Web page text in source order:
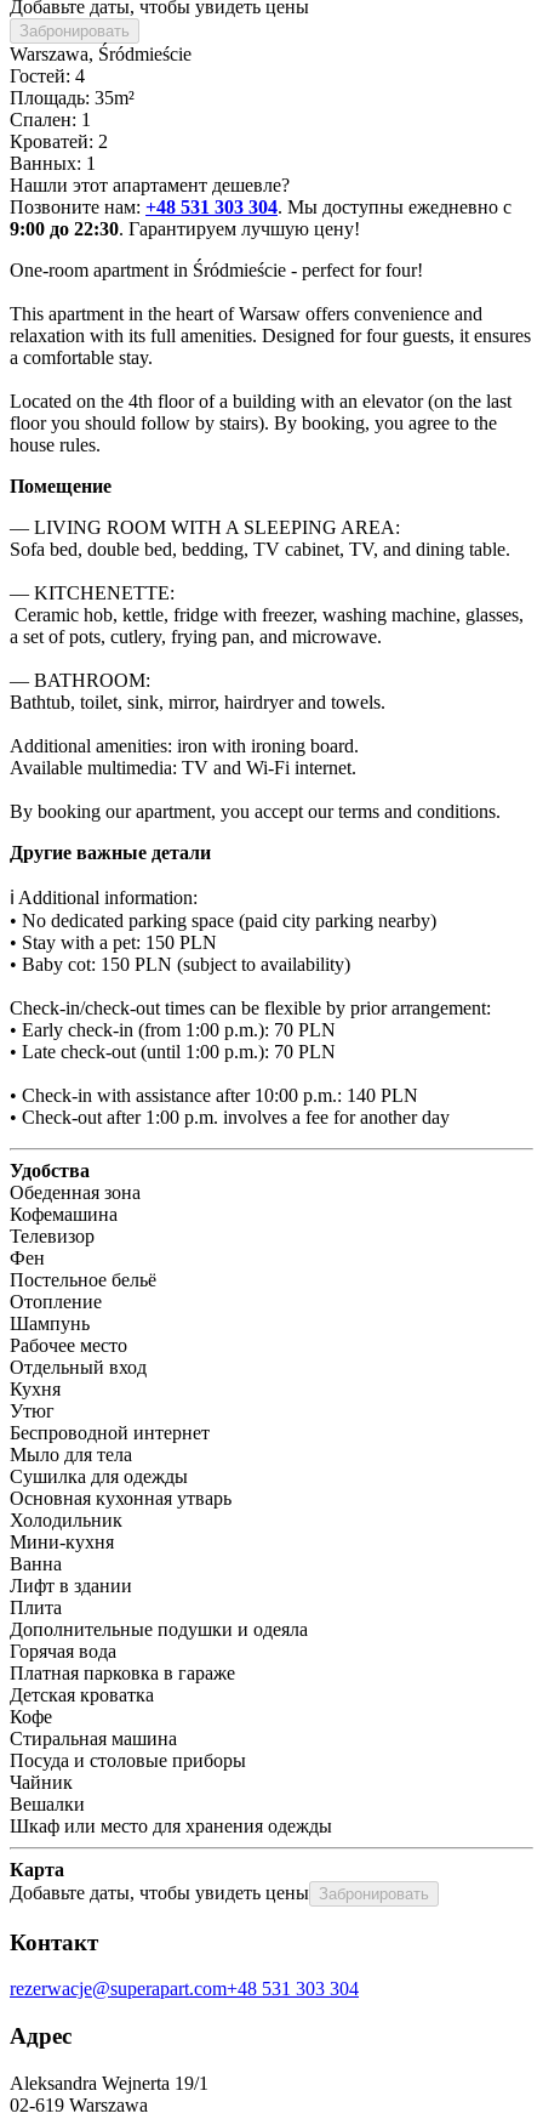
Добавьте даты, чтобы увидеть цены
Забронировать
Warszawa, Śródmieście
Гостей: 4
Площадь: 35m²
Спален: 1
Кроватей: 2
Ванных: 1
Нашли этот апартамент дешевле?
Позвоните нам: +48 531 303 304. Мы доступны ежедневно с
9:00 до 22:30. Гарантируем лучшую цену!
One-room apartment in Śródmieście - perfect for four!
This apartment in the heart of Warsaw offers convenience and
relaxation with its full amenities. Designed for four guests, it ensures
a comfortable stay.
Located on the 4th floor of a building with an elevator (on the last
floor you should follow by stairs). By booking, you agree to the
house rules.
Помещение
— LIVING ROOM WITH A SLEEPING AREA:
Sofa bed, double bed, bedding, TV cabinet, TV, and dining table.
— KITCHENETTE:
a set of pots, cutlery, frying pan, and microwave.
— BATHROOM:
Bathtub, toilet, sink, mirror, hairdryer and towels.
Additional amenities: iron with ironing board.
Available multimedia: TV and Wi-Fi internet.
By booking our apartment, you accept our terms and conditions.
Другие важные детали
ℹ️ Additional information:
• No dedicated parking space (paid city parking nearby)
• Stay with a pet: 150 PLN
• Baby cot: 150 PLN (subject to availability)
Check-in/check-out times can be flexible by prior arrangement:
• Early check-in (from 1:00 p.m.): 70 PLN
• Late check-out (until 1:00 p.m.): 70 PLN
• Check-in with assistance after 10:00 p.m.: 140 PLN
• Check-out after 1:00 p.m. involves a fee for another day
Удобства
Обеденная зона
Кофемашина
Телевизор
Фен
Постельное бельё
Отопление
Шампунь
Рабочее место
Отдельный вход
Кухня
Утюг
Беспроводной интернет
Мыло для тела
Сушилка для одежды
Основная кухонная утварь
Холодильник
Мини-кухня
Ванна
Лифт в здании
Плита
Дополнительные подушки и одеяла
Горячая вода
Платная парковка в гараже
Детская кроватка
Кофе
Стиральная машина
Посуда и столовые приборы
Чайник
Вешалки
Шкаф или место для хранения одежды
Карта
Добавьте даты, чтобы увидеть цены Забронировать
Контакт
rezerwacje@superapart.com+48 531 303 304
Адрес
Aleksandra Wejnerta 19/1
02-619 Warszawa